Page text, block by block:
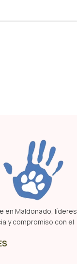
en Maldonado, líderes
y compromiso con el